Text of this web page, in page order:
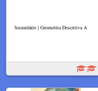
Secundário | Geometria Descritiva A